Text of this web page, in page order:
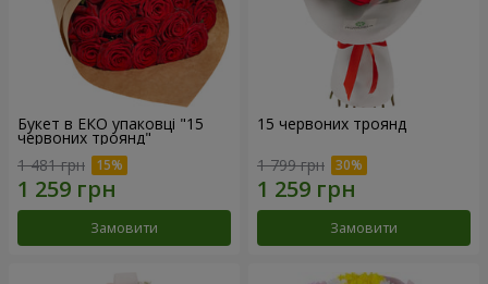
Букет в ЕКО упаковці "15
червоних троянд"
1 481 грн
Замовити
15 червоних троянд
1 799 грн
Замовити